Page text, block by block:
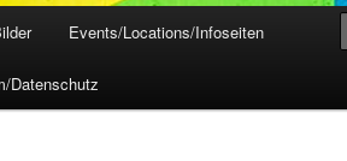
Events/Locations/Infoseiten
Datenschutz